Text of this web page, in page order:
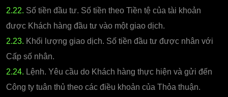
2.22. Số tiền đầu tư. Số tiền theo Tiền tệ của tài khoản
được Khách hàng đầu tư vào một giao dịch.
2.23. Khối lượng giao dịch. Số tiền đầu tư được nhân với
Cấp số nhân.
2.24. Lệnh. Yêu cầu do Khách hàng thực hiện và gửi đến
Công ty tuân thủ theo các điều khoản của Thỏa thuận.